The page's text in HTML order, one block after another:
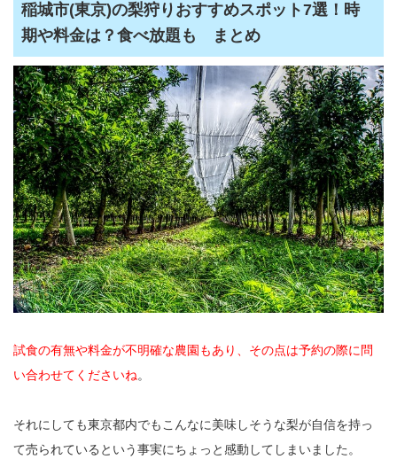
稲城市(東京)の梨狩りおすすめスポット7選！時
期や料金は？食べ放題も まとめ
試食の有無や料金が不明確な農園もあり、その点は予約の際に問
い合わせてくださいね。
それにしても東京都内でもこんなに美味しそうな梨が自信を持っ
て売られているという事実にちょっと感動してしまいました。